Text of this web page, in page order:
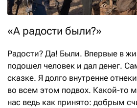
«А радости были?»
Радости? Да! Были. Впервые в
подошел человек и дал денег.
сказке. Я долго внутренне
во всем этом подвох. Какой-то
нас ведь как принято: добрым